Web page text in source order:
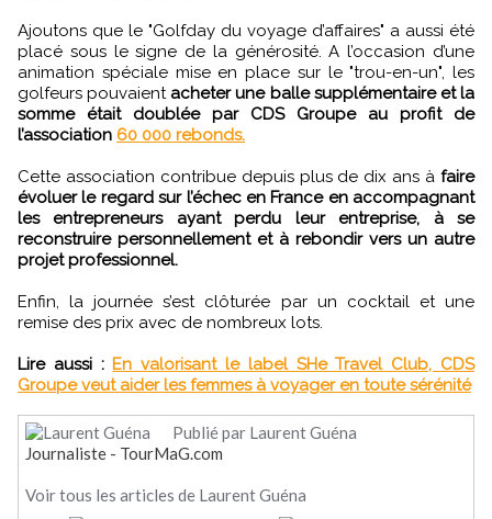
Ajoutons que le "Golfday du voyage d’affaires" a aussi été
placé sous le signe de la générosité. A l’occasion d’une
animation spéciale mise en place sur le "trou-en-un", les
golfeurs pouvaient acheter une balle supplémentaire et la
somme était doublée par CDS Groupe au profit de
l’association 60 000 rebonds.
Cette association contribue depuis plus de dix ans à faire
évoluer le regard sur l’échec en France en accompagnant
les entrepreneurs ayant perdu leur entreprise, à se
reconstruire personnellement et à rebondir vers un autre
projet professionnel.
Enfin, la journée s’est clôturée par un cocktail et une
remise des prix avec de nombreux lots.
Lire aussi : En valorisant le label SHe Travel Club, CDS
Groupe veut aider les femmes à voyager en toute sérénité
Publié par Laurent Guéna
Journaliste - TourMaG.com
Voir tous les articles de Laurent Guéna